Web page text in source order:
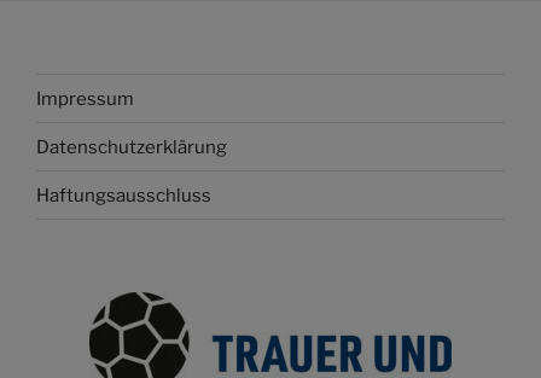
Impressum
Datenschutzerklärung
Haftungsausschluss